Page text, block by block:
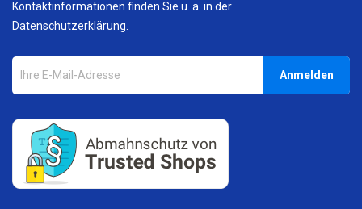
Kontaktinformationen finden Sie u. a. in der
Datenschutzerklärung.